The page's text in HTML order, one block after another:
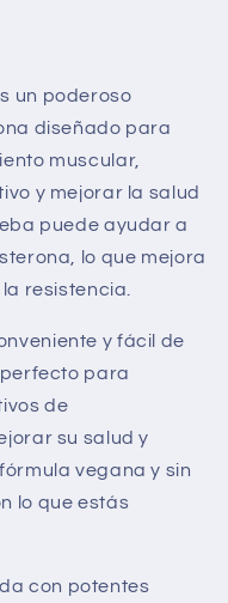
un poderoso
diseñado para
muscular,
y mejorar la salud
puede ayudar a
lo que mejora
resistencia.
y fácil de
para
de
su salud y
vegana y sin
lo que estás
con potentes